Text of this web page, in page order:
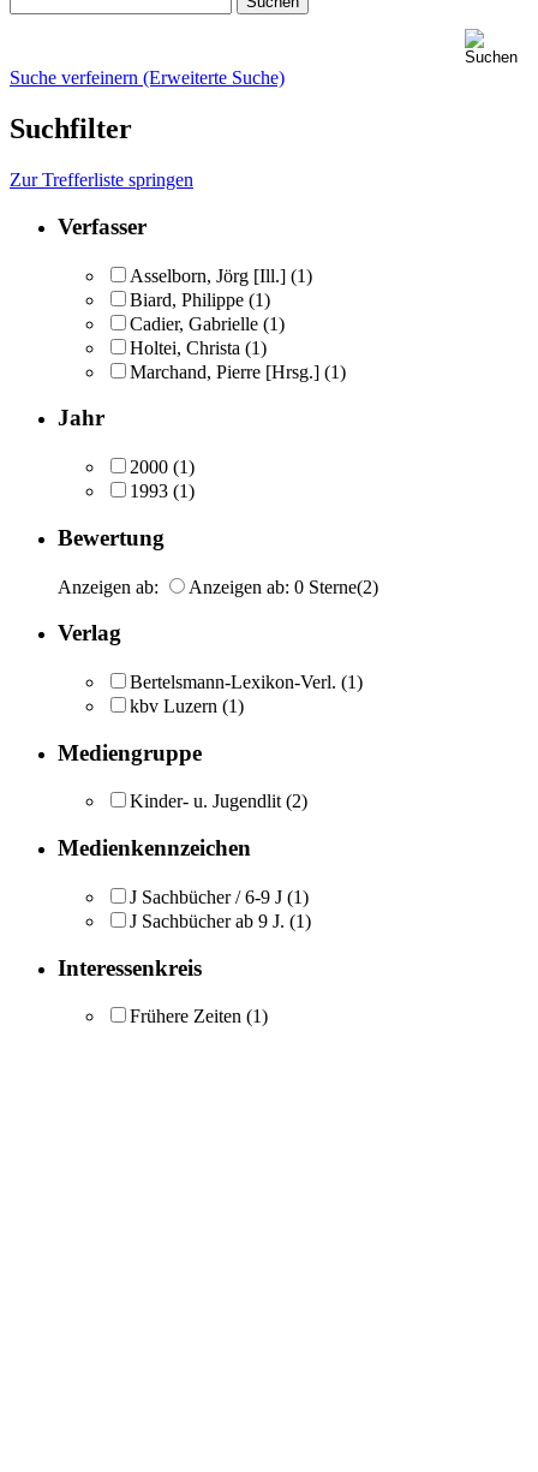
Suche verfeinern (Erweiterte Suche)
Suchfilter
Zur Trefferliste springen
Verfasser
Asselborn, Jörg [Ill.] (1)
Biard, Philippe (1)
Cadier, Gabrielle (1)
Holtei, Christa (1)
Marchand, Pierre [Hrsg.] (1)
Jahr
2000 (1)
1993 (1)
Bewertung
Anzeigen ab: Anzeigen ab: 0 Sterne(2)
Verlag
Bertelsmann-Lexikon-Verl. (1)
kbv Luzern (1)
Mediengruppe
Kinder- u. Jugendlit (2)
Medienkennzeichen
J Sachbücher / 6-9 J (1)
J Sachbücher ab 9 J. (1)
Interessenkreis
Frühere Zeiten (1)